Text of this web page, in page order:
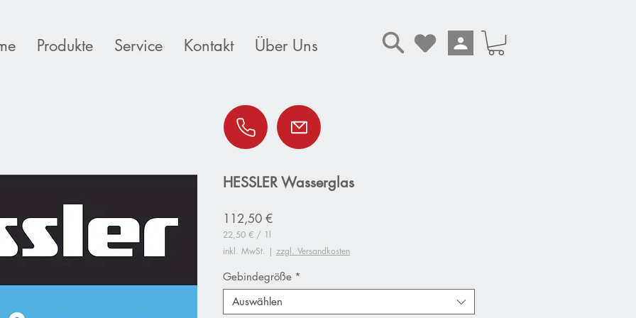
Produkte Service Kontakt Über Uns
HESSLER Wasserglas
112,50 €Preis
22,50 € / 1l
22,50 €
pro
Liter
inkl. MwSt. | zzgl. Versandkosten
Gebindegröße *
Auswählen